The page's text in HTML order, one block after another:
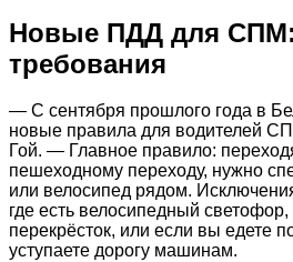
Новые ПДД для
требования
— С сентября прошлого года в
новые правила для водителей
Гой. — Главное правило:
пешеходному переходу, нужно
или велосипед рядом.
где есть велосипедный
перекрёсток, или если вы едете
уступаете дорогу машинам.